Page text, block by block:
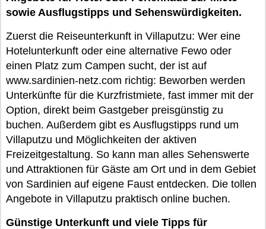
sowie Ausflugstipps und Sehenswürdigkeiten.
Zuerst die Reiseunterkunft in Villaputzu: Wer eine
Hotelunterkunft oder eine alternative Fewo oder
einen Platz zum Campen sucht, der ist auf
www.sardinien-netz.com richtig: Beworben werden
Unterkünfte für die Kurzfristmiete, fast immer mit der
Option, direkt beim Gastgeber preisgünstig zu
buchen. Außerdem gibt es Ausflugstipps rund um
Villaputzu und Möglichkeiten der aktiven
Freizeitgestaltung. So kann man alles Sehenswerte
und Attraktionen für Gäste am Ort und in dem Gebiet
von Sardinien auf eigene Faust entdecken. Die tollen
Angebote in Villaputzu praktisch online buchen.
Günstige Unterkunft und viele Tipps für